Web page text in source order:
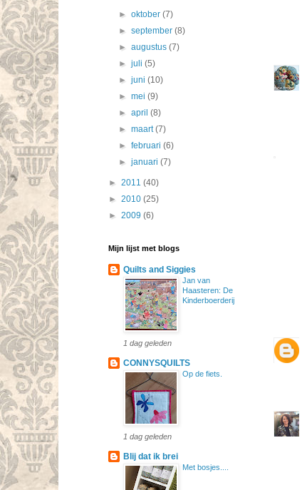
►oktober(7)
►september(8)
►augustus(7)
►juli(5)
►juni(10)
►mei(9)
►april(8)
►maart(7)
►februari(6)
►januari(7)
► 2011 (40)
► 2010 (25)
► 2009 (6)
Mijn lijst met blogs
Quilts and Siggies
Jan van
Haasteren: De
Kinderboerderij
1 dag geleden
CONNYSQUILTS
Op de fiets.
1 dag geleden
Blij dat ik brei
Met bosjes....